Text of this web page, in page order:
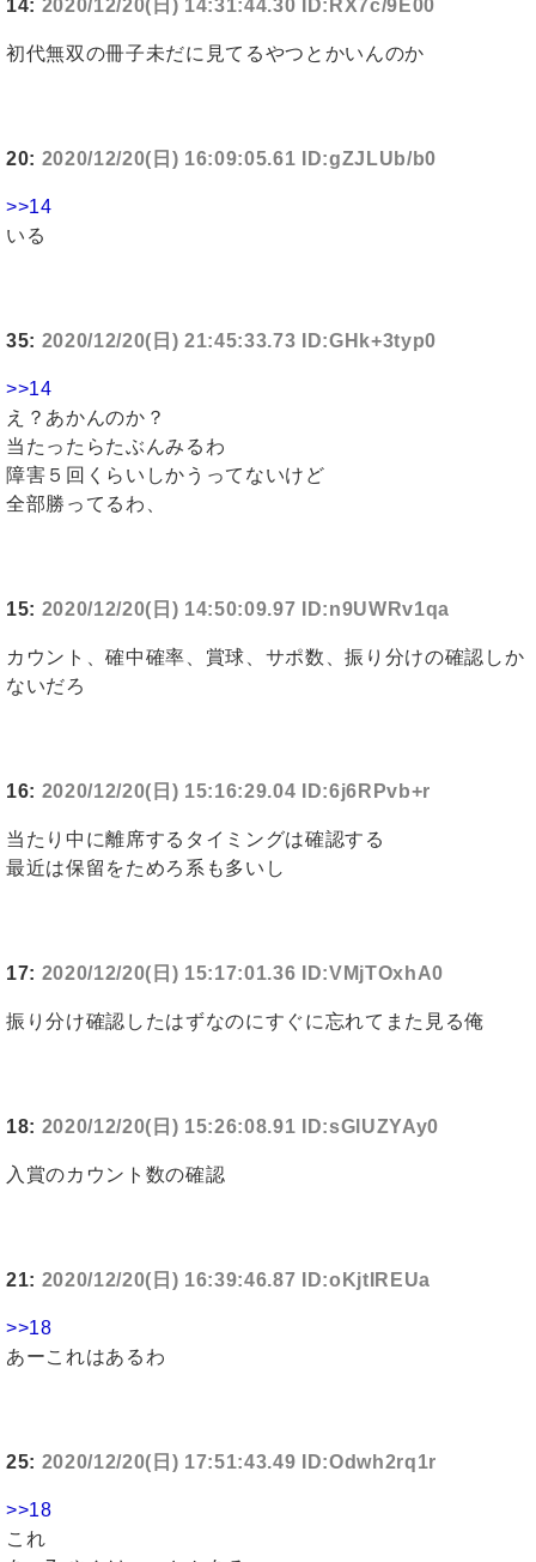
14: 2020/12/20(日) 14:31:44.30 ID:RX7c/9E00
初代無双の冊子未だに見てるやつとかいんのか
20: 2020/12/20(日) 16:09:05.61 ID:gZJLUb/b0
>>14
いる
35: 2020/12/20(日) 21:45:33.73 ID:GHk+3typ0
>>14
え？あかんのか？
当たったらたぶんみるわ
障害５回くらいしかうってないけど
全部勝ってるわ、
15: 2020/12/20(日) 14:50:09.97 ID:n9UWRv1qa
カウント、確中確率、賞球、サポ数、振り分けの確認しか
ないだろ
16: 2020/12/20(日) 15:16:29.04 ID:6j6RPvb+r
当たり中に離席するタイミングは確認する
最近は保留をためろ系も多いし
17: 2020/12/20(日) 15:17:01.36 ID:VMjTOxhA0
振り分け確認したはずなのにすぐに忘れてまた見る俺
18: 2020/12/20(日) 15:26:08.91 ID:sGlUZYAy0
入賞のカウント数の確認
21: 2020/12/20(日) 16:39:46.87 ID:oKjtIREUa
>>18
あーこれはあるわ
25: 2020/12/20(日) 17:51:43.49 ID:Odwh2rq1r
>>18
これ